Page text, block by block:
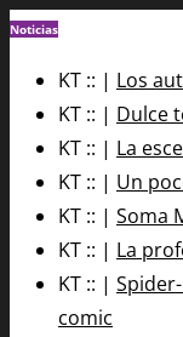
Noticias
KT :: | Los
KT :: | Dulce
KT :: | La
KT :: | Un
KT :: | Soma
KT :: | La
KT :: |
comic